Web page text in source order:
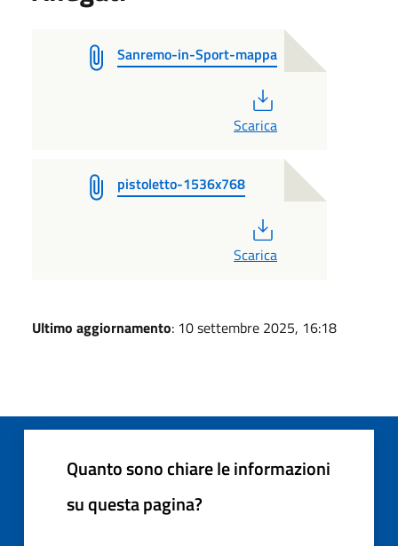
Sanremo-in-Sport-mappa
Scarica
pistoletto-1536x768
Scarica
Ultimo aggiornamento: 10 settembre 2025, 16:18
Quanto sono chiare le informazioni
su questa pagina?